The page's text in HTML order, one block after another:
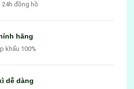
24h đồng hồ
hãng
khẩu 100%
dễ dàng